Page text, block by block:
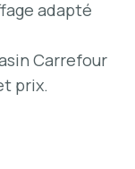
adapté
Carrefour
prix.